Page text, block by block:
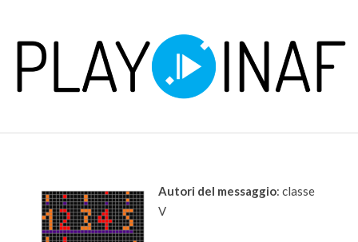
content
P
Autori del messaggio: classe
V